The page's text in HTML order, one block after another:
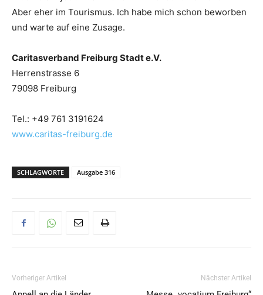
Aber eher im Tourismus. Ich habe mich schon beworben
und warte auf eine Zusage.
Caritasverband Freiburg Stadt e.V.
Herrenstrasse 6
79098 Freiburg
Tel.: +49 761 3191624
www.caritas-freiburg.de
SCHLAGWORTE Ausgabe 316
Vorheriger Artikel Nächster Artikel